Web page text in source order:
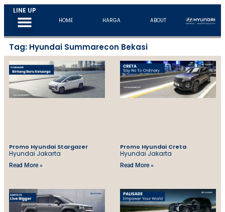
LINE UP
HOME HARGA ABOUT
Tag: Hyundai Summarecon Bekasi
Promo Hyundai Stargazer
Hyundai Jakarta
Read More »
Promo Hyundai Creta
Hyundai Jakarta
Read More »